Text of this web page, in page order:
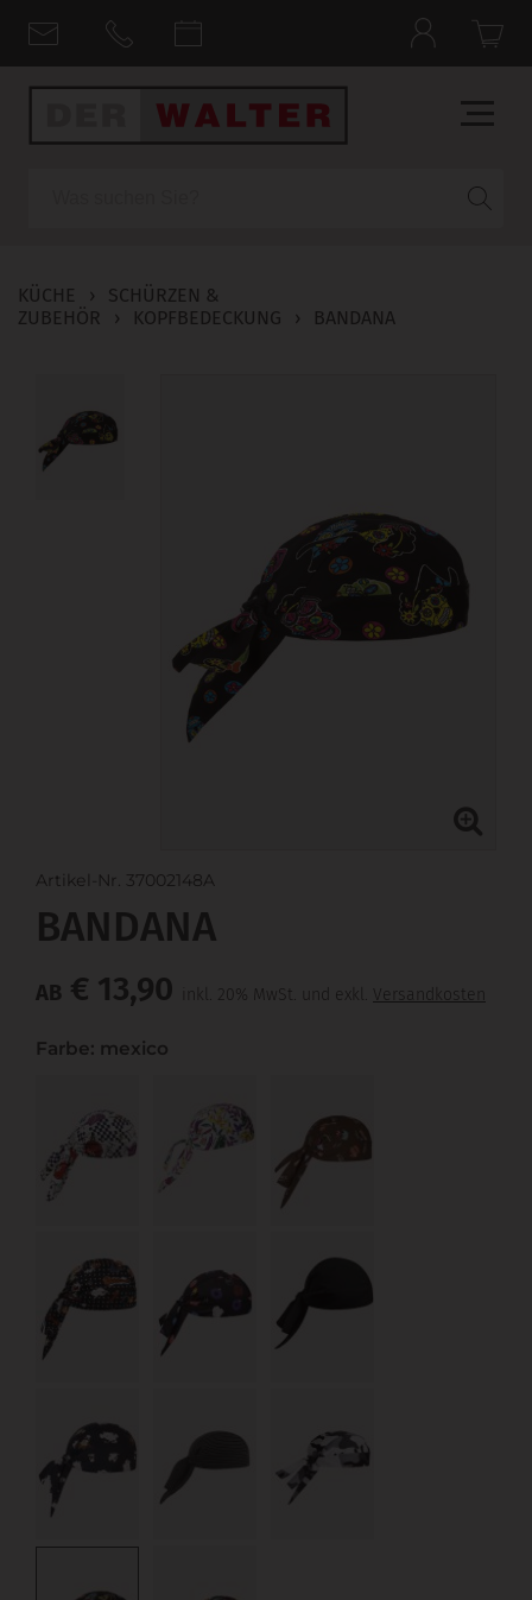
KÜCHE ›
SCHÜRZEN &
ZUBEHÖR
› KOPFBEDECKUNG › BANDANA
Artikel-Nr. 37002148A
BANDANA
AB € 13,90 inkl. 20% MwSt. und exkl. Versandkosten
Farbe: mexico